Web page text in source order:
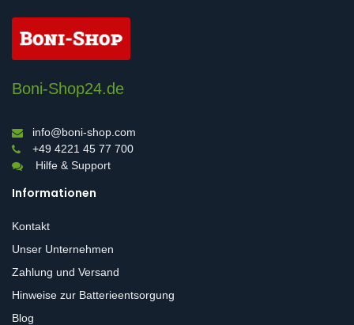
Boni-Shop24.de
info@boni-shop.com
+49 4221 45 77 700
Hilfe & Support
Informationen
Kontakt
Unser Unternehmen
Zahlung und Versand
Hinweise zur Batterieentsorgung
Blog